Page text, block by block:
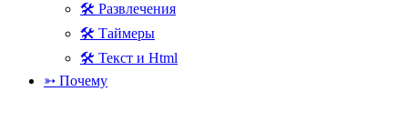
🛠 Развлечения
🛠 Таймеры
🛠 Текст и Html
➳ Почему